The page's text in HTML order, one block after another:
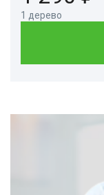
1 дерево